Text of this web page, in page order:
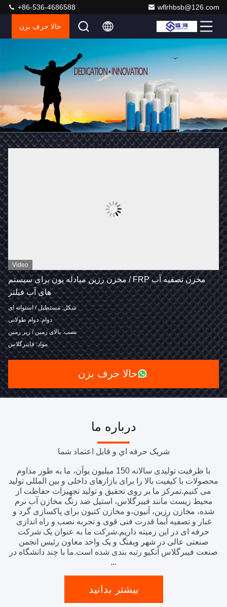
wflrhbsb@126.com
+86-536-4686588
حالا حرف بزن
Video
مخزن تصفیه آب FRP / مخزن رزین مبادله یون برای سیستم
های آب فیلتر
شکل: مستطیل / استوانه ای
دوام: دوام طولانی
نصب: بالای زمین / زیر زمین
مواد: فایبرگلاس
حالا حرف بزن
درباره ما
شريک حرفه اي و قابل اعتماد شما
با ظرفیت تولیدی سالانه 150 میلیون یوآن، ما به طور مداوم
محصولات با کیفیت بالا را برای بازارهای داخلی و بین المللی تولید
می کنیم.تمرکز ما بر روی تحقیق و تولید تجهیزات حفاظت از
محیط زیست مانند فیبرگلاس، استیل ضد زنگ مخازن آب نرم
شده، مخازن رزین، آنیون،و مخازن کتیون برای پاکسازی گرد و
غبار و تصفیه آبما قدرت فنی قوی و تجربه نصب و راه اندازی
حرفه ای در این زمینه داریم.شرکت ما به عنوان یک شرکت
صنعتی عالی در شهر ویفنگ و یک واحد معاون رئیس انجمن
صنعت فیبرگلاس آنکیو رتبه بندی شده است.ما با چند دانشگاه در
...
بیشتر بدانید